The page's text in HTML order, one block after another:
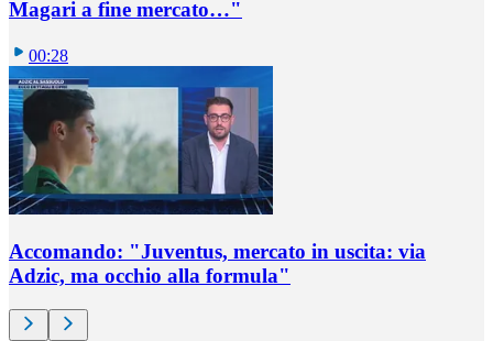
Magari a fine mercato…"
00:28
Accomando: "Juventus, mercato in uscita: via
Adzic, ma occhio alla formula"